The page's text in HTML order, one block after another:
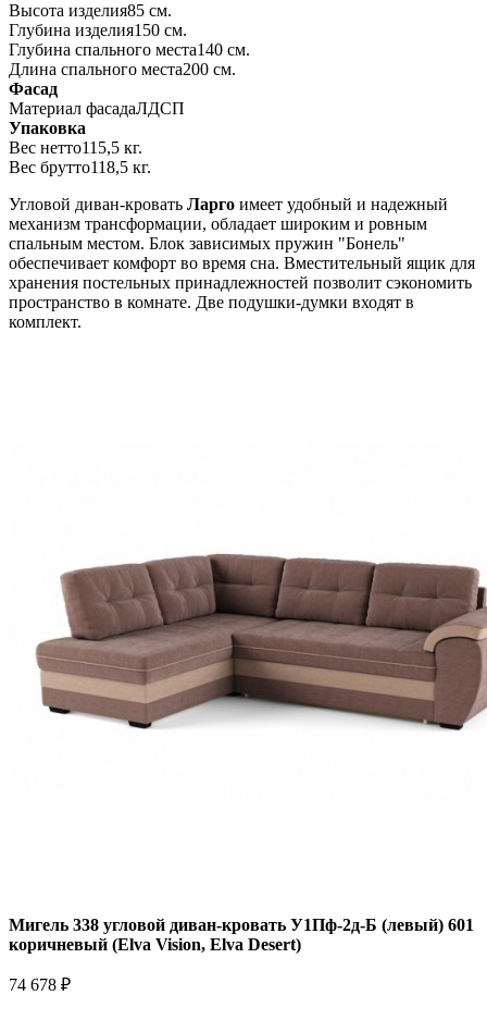
Высота изделия85 см.
Глубина изделия150 см.
Глубина спального места140 см.
Длина спального места200 см.
Фасад
Материал фасадаЛДСП
Упаковка
Вес нетто115,5 кг.
Вес брутто118,5 кг.
Угловой диван-кровать Ларго имеет удобный и надежный
механизм трансформации, обладает широким и ровным
спальным местом. Блок зависимых пружин "Бонель"
обеспечивает комфорт во время сна. Вместительный ящик для
хранения постельных принадлежностей позволит сэкономить
пространство в комнате. Две подушки-думки входят в
комплект.
Мигель 338 угловой диван-кровать У1Пф-2д-Б (левый) 601
коричневый (Elva Vision, Elva Desert)
74 678 ₽